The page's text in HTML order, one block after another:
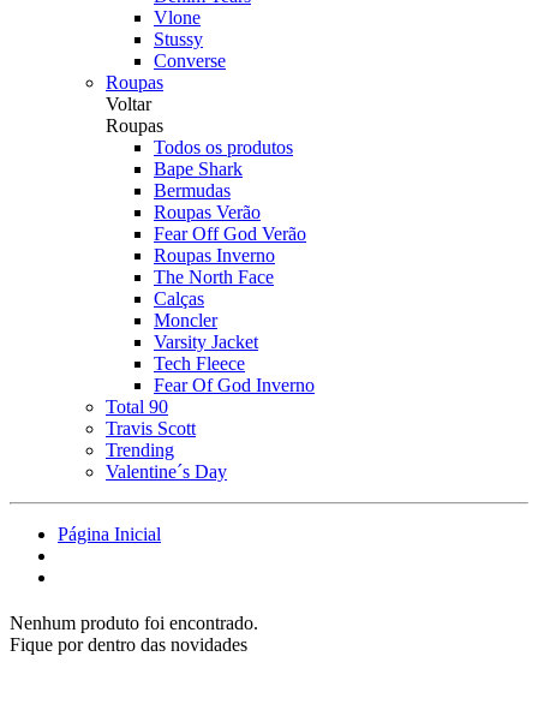
Vlone
Stussy
Converse
Roupas
Voltar
Roupas
Todos os produtos
Bape Shark
Bermudas
Roupas Verão
Fear Off God Verão
Roupas Inverno
The North Face
Calças
Moncler
Varsity Jacket
Tech Fleece
Fear Of God Inverno
Total 90
Travis Scott
Trending
Valentine´s Day
Página Inicial
Nenhum produto foi encontrado.
Fique por dentro das novidades